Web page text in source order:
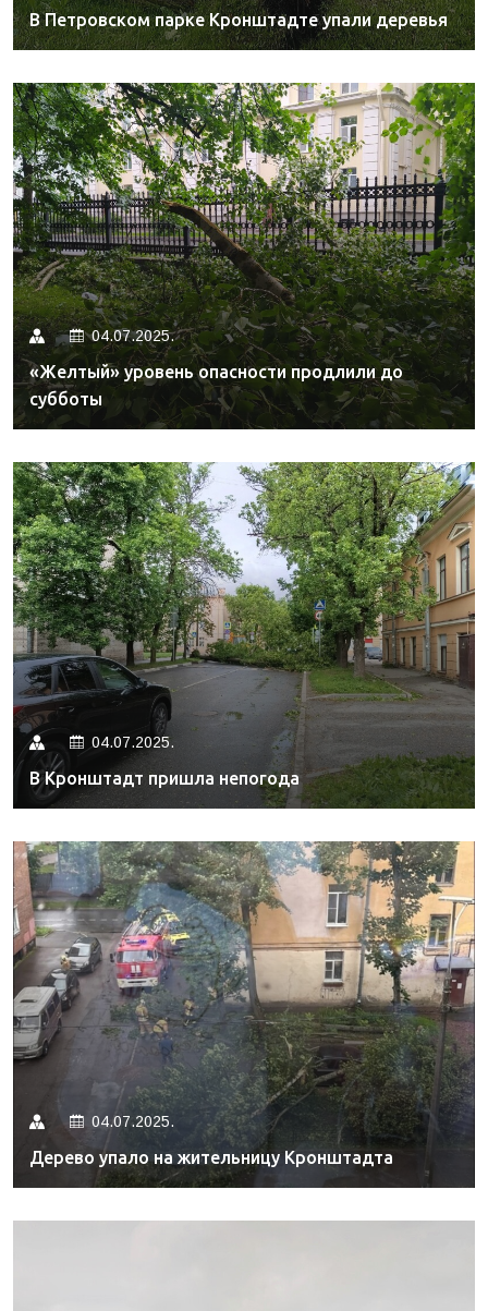
В Петровском парке Кронштадте упали деревья
04.07.2025.
«Желтый» уровень опасности продлили до
субботы
04.07.2025.
В Кронштадт пришла непогода
04.07.2025.
Дерево упало на жительницу Кронштадта